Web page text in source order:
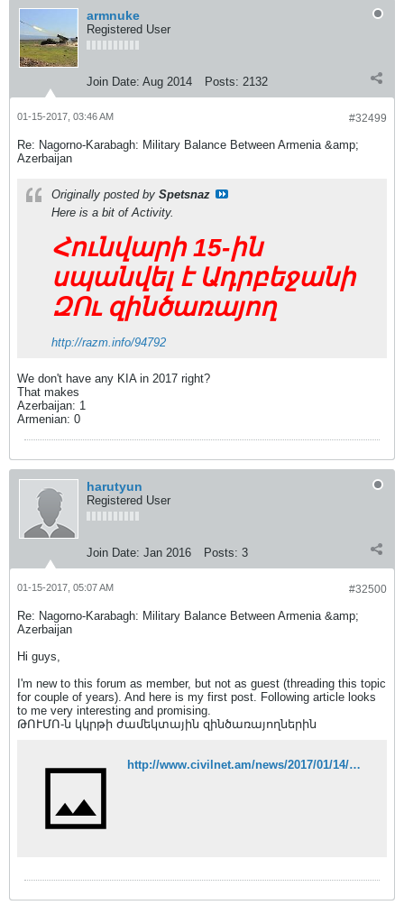
armnuke
Registered User
Join Date: Aug 2014 Posts: 2132
#32499
01-15-2017, 03:46 AM
Re: Nagorno-Karabagh: Military Balance Between Armenia &amp;
Azerbaijan
Originally posted by Spetsnaz
Here is a bit of Activity.
Հունվարի 15-ին
սպանվել է Ադրբեջանի
ԶՈւ զինծառայող
http://razm.info/94792
We don't have any KIA in 2017 right?
That makes
Azerbaijan: 1
Armenian: 0
harutyun
Registered User
Join Date: Jan 2016 Posts: 3
#32500
01-15-2017, 05:07 AM
Re: Nagorno-Karabagh: Military Balance Between Armenia &amp;
Azerbaijan
Hi guys,
I'm new to this forum as member, but not as guest (threading this topic
for couple of years). And here is my first post. Following article looks
to me very interesting and promising.
ԹՈՒՄՈ-ն կկրթի ժամեկտային զինծառայողներին
http://www.civilnet.am/news/2017/01/14/%D4%B9%D5%88%D5%92%D5%84%D5%88-%D5%B6-%D5%AF%D5%AF%D6%80%D5%A9%D5%AB-%D5%AA%D5%A1%D5%B4%D5%A5%D5%AF%D5%BF%D5%A1%D5%B5%D5%AB%D5%B6-%D5%A6%D5%AB%D5%B6%D5%AE%D5%A1%D5%BC%D5%A1%D5%B5%D5%B8%D5%B2%D5%B6%D5%A5%D6%80%D5%AB%D5%B6/306710